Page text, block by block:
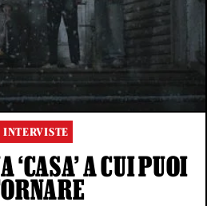
INTERVISTE
‘CASA’ A CUI PUOI